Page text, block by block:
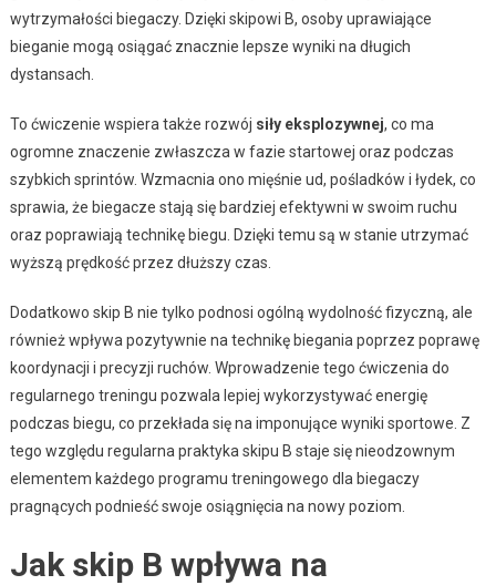
wytrzymałości biegaczy. Dzięki skipowi B, osoby uprawiające
bieganie mogą osiągać znacznie lepsze wyniki na długich
dystansach.
To ćwiczenie wspiera także rozwój siły eksplozywnej, co ma
ogromne znaczenie zwłaszcza w fazie startowej oraz podczas
szybkich sprintów. Wzmacnia ono mięśnie ud, pośladków i łydek, co
sprawia, że biegacze stają się bardziej efektywni w swoim ruchu
oraz poprawiają technikę biegu. Dzięki temu są w stanie utrzymać
wyższą prędkość przez dłuższy czas.
Dodatkowo skip B nie tylko podnosi ogólną wydolność fizyczną, ale
również wpływa pozytywnie na technikę biegania poprzez poprawę
koordynacji i precyzji ruchów. Wprowadzenie tego ćwiczenia do
regularnego treningu pozwala lepiej wykorzystywać energię
podczas biegu, co przekłada się na imponujące wyniki sportowe. Z
tego względu regularna praktyka skipu B staje się nieodzownym
elementem każdego programu treningowego dla biegaczy
pragnących podnieść swoje osiągnięcia na nowy poziom.
Jak skip B wpływa na